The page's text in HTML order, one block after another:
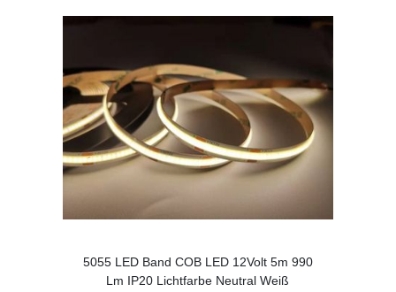
5055 LED Band COB LED 12Volt 5m 990
Lm IP20 Lichtfarbe Neutral Weiß